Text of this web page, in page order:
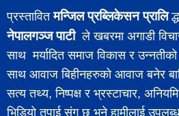
प्रस्तावितमन्जिल प्रब्लिकेसन प्रालि
नेपालगञ्ज पाटीले खबरमा अगाडी
साथ मर्यादित समाज विकास र
साथ आवाज बिहीनहरुको आवाज बनेर
सत्य तथ्य, निष्पक्ष र भ्रस्टाचार,
भिडियो तपाई संग छ भने हामीलाई